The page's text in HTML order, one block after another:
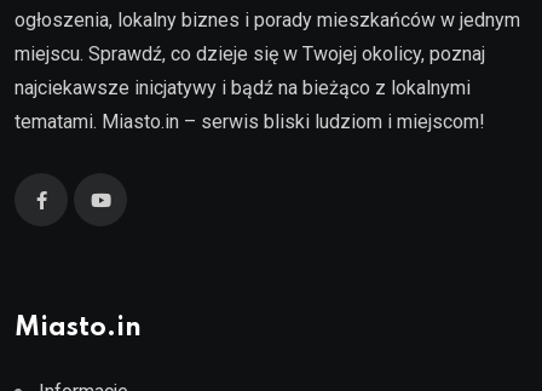
ogłoszenia, lokalny biznes i porady mieszkańców w jednym
miejscu. Sprawdź, co dzieje się w Twojej okolicy, poznaj
najciekawsze inicjatywy i bądź na bieżąco z lokalnymi
tematami. Miasto.in – serwis bliski ludziom i miejscom!
Miasto.in